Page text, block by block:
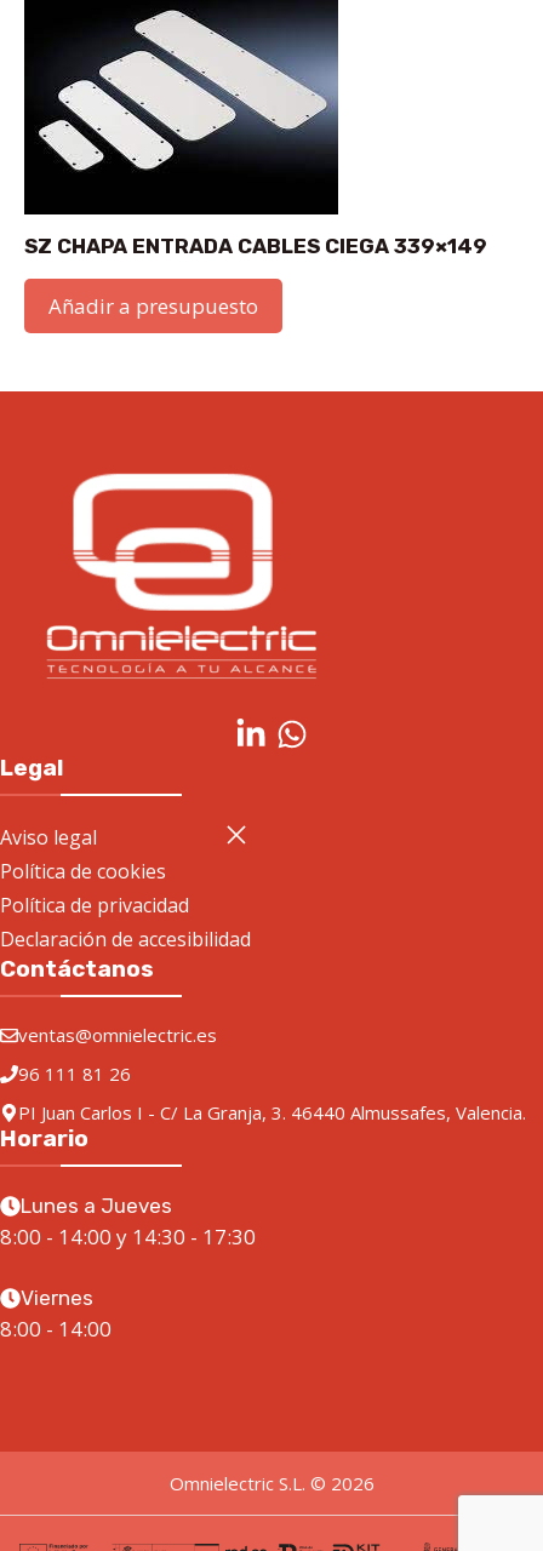
SZ CHAPA ENTRADA CABLES CIEGA 339×149
Añadir a presupuesto
Legal
Aviso legal
Política de cookies
Política de privacidad
Declaración de accesibilidad
Contáctanos
ventas@omnielectric.es
96 111 81 26
PI Juan Carlos I - C/ La Granja, 3. 46440 Almussafes, Valencia.
Horario
Lunes a Jueves
8:00 - 14:00 y 14:30 - 17:30
Viernes
8:00 - 14:00
Omnielectric S.L. © 2026